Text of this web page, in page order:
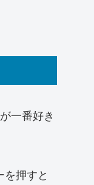
一番好き
押すと